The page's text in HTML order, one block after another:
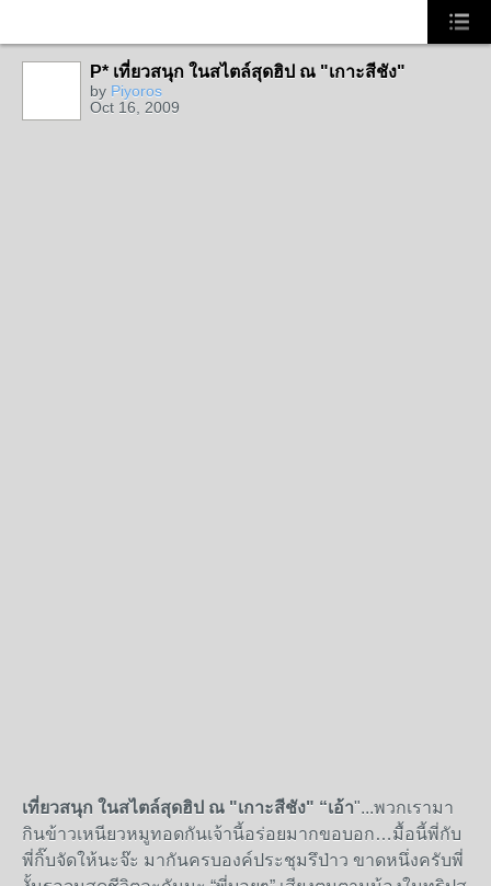
P* เที่ยวสนุก ในสไตล์สุดฮิป ณ "เกาะสีชัง"
by Piyoros
Oct 16, 2009
เที่ยวสนุก ในสไตล์สุดฮิป ณ "เกาะสีชัง" “เอ้า"...พวกเรามา
กินข้าวเหนียวหมูทอดกันเจ้านี้อร่อยมากขอบอก…มื้อนี้พี่กับ
พี่กิ๊บจัดให้นะจ๊ะ มากันครบองค์ประชุมรึป่าว ขาดหนึ่งครับพี่